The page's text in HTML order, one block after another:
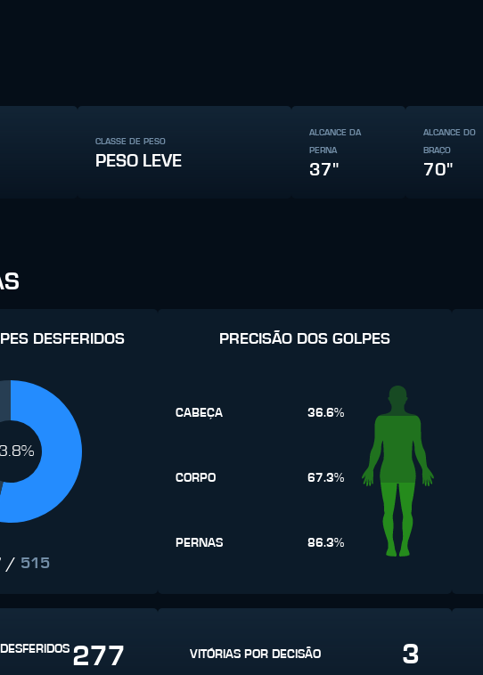
CLASSE DE PESO
PESO LEVE
ALCANCE DA
PERNA
37"
ALCANCE DO
BRAÇO
70"
DESFERIDOS
/ 515
PRECISÃO DOS GOLPES
CABEÇA 36.6%
CORPO 67.3%
PERNAS 86.3%
277 VITÓRIAS POR DECISÃO 3